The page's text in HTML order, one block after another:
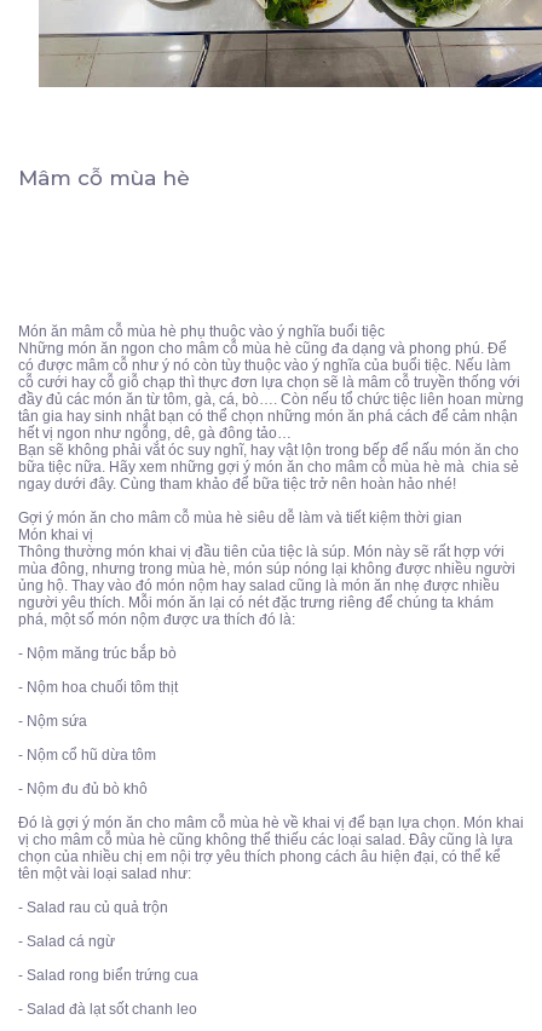
Mâm cỗ mùa hè
Món ăn mâm cỗ mùa hè phụ thuộc vào ý nghĩa buổi tiệc
Những món ăn ngon cho mâm cỗ mùa hè cũng đa dạng và phong phú. Để
có được mâm cỗ như ý nó còn tùy thuộc vào ý nghĩa của buổi tiệc. Nếu làm
cỗ cưới hay cỗ giỗ chạp thì thực đơn lựa chọn sẽ là mâm cỗ truyền thống với
đầy đủ các món ăn từ tôm, gà, cá, bò…. Còn nếu tổ chức tiệc liên hoan mừng
tân gia hay sinh nhật bạn có thể chọn những món ăn phá cách để cảm nhận
hết vị ngon như ngỗng, dê, gà đông tảo…
Bạn sẽ không phải vắt óc suy nghĩ, hay vật lộn trong bếp để nấu món ăn cho
bữa tiệc nữa. Hãy xem những gợi ý món ăn cho mâm cỗ mùa hè mà chia sẻ
ngay dưới đây. Cùng tham khảo để bữa tiệc trở nên hoàn hảo nhé!
Gợi ý món ăn cho mâm cỗ mùa hè siêu dễ làm và tiết kiệm thời gian
Món khai vị
Thông thường món khai vị đầu tiên của tiệc là súp. Món này sẽ rất hợp với
mùa đông, nhưng trong mùa hè, món súp nóng lại không được nhiều người
ủng hộ. Thay vào đó món nộm hay salad cũng là món ăn nhẹ được nhiều
người yêu thích. Mỗi món ăn lại có nét đặc trưng riêng để chúng ta khám
phá, một số món nộm được ưa thích đó là:
- Nộm măng trúc bắp bò
- Nộm hoa chuối tôm thịt
- Nộm sứa
- Nộm cổ hũ dừa tôm
- Nộm đu đủ bò khô
Đó là gợi ý món ăn cho mâm cỗ mùa hè về khai vị để bạn lựa chọn. Món khai
vị cho mâm cỗ mùa hè cũng không thể thiếu các loại salad. Đây cũng là lựa
chọn của nhiều chị em nội trợ yêu thích phong cách âu hiện đại, có thể kể
tên một vài loại salad như:
- Salad rau củ quả trộn
- Salad cá ngừ
- Salad rong biển trứng cua
- Salad đà lạt sốt chanh leo